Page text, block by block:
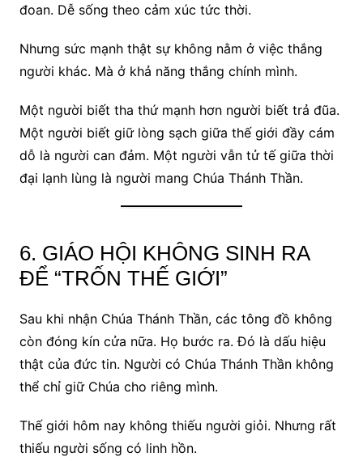
đoan. Dễ sống theo cảm xúc tức thời.
Nhưng sức mạnh thật sự không nằm ở việc thắng
người khác. Mà ở khả năng thắng chính mình.
Một người biết tha thứ mạnh hơn người biết trả đũa.
Một người biết giữ lòng sạch giữa thế giới đầy cám
dỗ là người can đảm. Một người vẫn tử tế giữa thời
đại lạnh lùng là người mang Chúa Thánh Thần.
6. GIÁO HỘI KHÔNG SINH RA
ĐỂ “TRỐN THẾ GIỚI”
Sau khi nhận Chúa Thánh Thần, các tông đồ không
còn đóng kín cửa nữa. Họ bước ra. Đó là dấu hiệu
thật của đức tin. Người có Chúa Thánh Thần không
thể chỉ giữ Chúa cho riêng mình.
Thế giới hôm nay không thiếu người giỏi. Nhưng rất
thiếu người sống có linh hồn.